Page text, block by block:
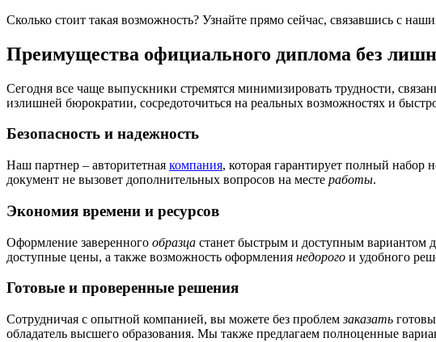
Сколько стоит такая возможность? Узнайте прямо сейчас, связавшись с
Преимущества официального диплома без
Сегодня все чаще выпускники стремятся минимизировать трудности,
излишней бюрократии, сосредоточиться на реальных возможностях и
Безопасность и надежность
Наш партнер – авторитетная компания, которая гарантирует полный набор
документ не вызовет дополнительных вопросов на месте работы.
Экономия времени и ресурсов
Оформление заверенного образца станет быстрым и доступным вариантом
доступные цены, а также возможность оформления недорого и удобного
Готовые и проверенные решения
Сотрудничая с опытной компанией, вы можете без проблемзаказать
обладатель высшего образования. Мы также предлагаем полноценные